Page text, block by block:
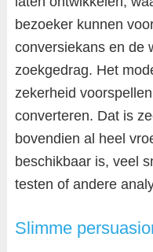
bezoeker kunnen
conversiekans en de
zoekgedrag. Het
zekerheid
converteren. Dat is
bovendien al heel
beschikbaar is, veel
testen of andere
Slimme